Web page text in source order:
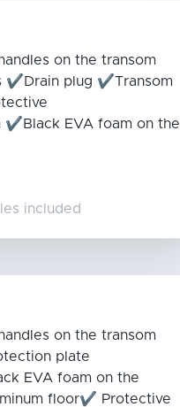
on the transom
✔Drain plug ✔Transom
EVA foam on the
included
on the transom
plate
EVA foam on the
floor✔ Protective